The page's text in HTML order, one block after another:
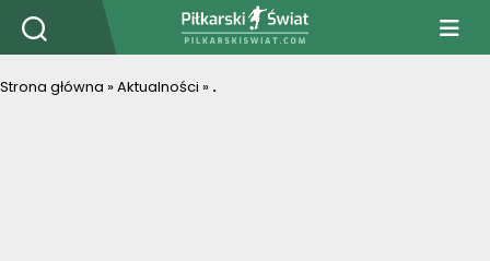
PiłkarskiSwiat.com
Strona główna »Aktualności » .